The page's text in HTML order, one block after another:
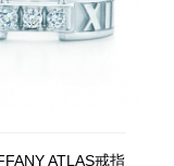
ATLAS戒指